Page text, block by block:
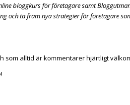
bloggkurs för företagare samt
och ta fram nya strategier för företagare
som alltid är kommentarer hjärtligt